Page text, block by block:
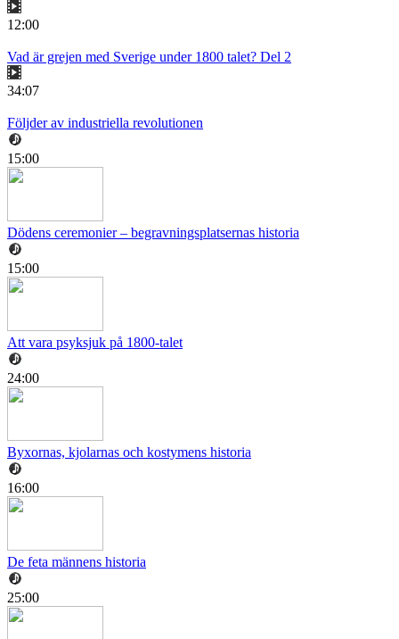
12:00
Vad är grejen med Sverige under 1800 talet? Del 2
34:07
Följder av industriella revolutionen
15:00
Dödens ceremonier – begravningsplatsernas historia
15:00
Att vara psyksjuk på 1800-talet
24:00
Byxornas, kjolarnas och kostymens historia
16:00
De feta männens historia
25:00